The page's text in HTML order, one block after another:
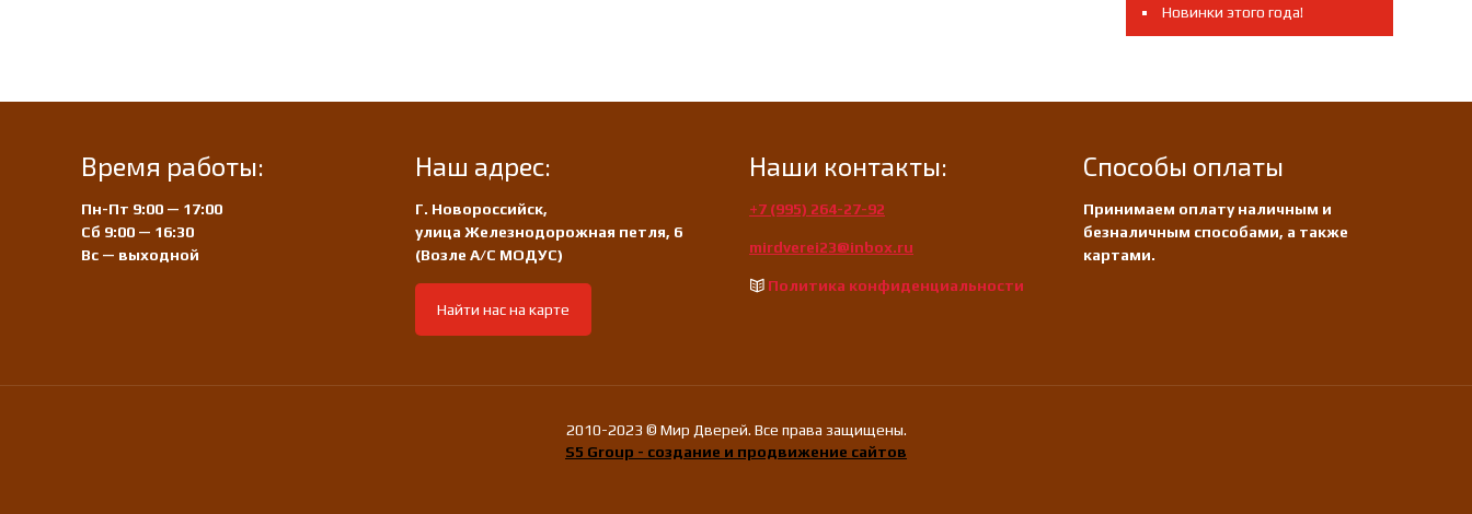
Новинки этого года!
Время работы:
Пн-Пт 9:00 — 17:00
Сб 9:00 — 16:30
Вс — выходной
Наш адрес:
Г. Новороссийск,
улица Железнодорожная петля, 6
(Возле А/С МОДУС)
Найти нас на карте
Наши контакты:
+7 (995) 264-27-92
mirdverei23@inbox.ru
Политика конфиденциальности
Способы оплаты
Принимаем оплату наличным и
безналичным способами, а также
картами.
2010-2023 © Мир Дверей. Все права защищены.
S5 Group - создание и продвижение сайтов